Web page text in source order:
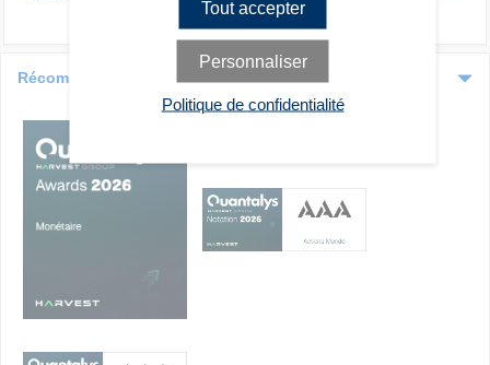
2022 2023
Récompenses 2026
Tout accepter
Personnaliser
Politique de confidentialité